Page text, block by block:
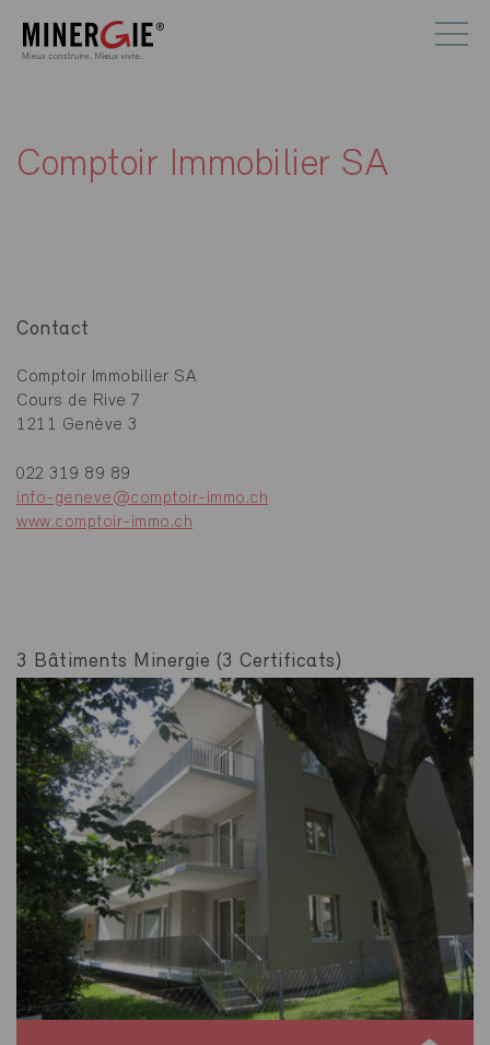
Comptoir Immobilier SA
Contact
Comptoir Immobilier SA
Cours de Rive 7
1211 Genève 3
022 319 89 89
info-geneve@comptoir-immo.ch
www.comptoir-immo.ch
3 Bâtiments Minergie (3 Certificats)